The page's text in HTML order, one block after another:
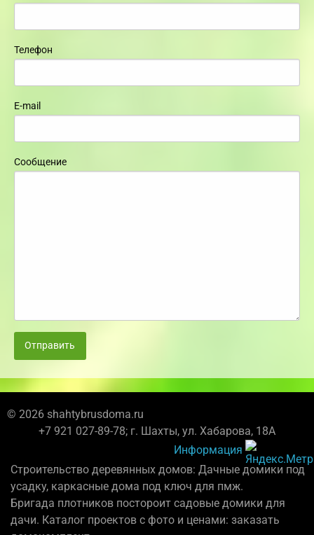
Телефон
E-mail
Сообщение
Отправить
© 2026 shahtybrusdoma.ru
+7 921 027-89-78; г. Шахты, ул. Хабарова, 18А
Информация
Строительство деревянных домов: Дачные домики под
усадку, каркасные дома под ключ для пмж.
Бригада плотников постороит садовые домики для
дачи. Каталог проектов с фото и ценами: заказать